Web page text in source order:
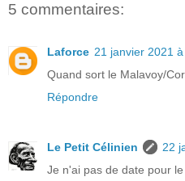
5 commentaires:
Laforce 21 janvier 2021
Quand sort le Malavoy/
Répondre
Le Petit Célinien
22
Je n'ai pas de date pour le